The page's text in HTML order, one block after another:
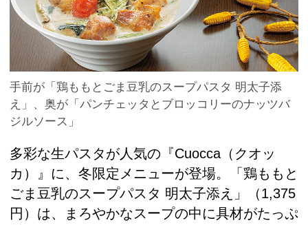
手前が「鶏ももとごま豆乳のスープパスタ 明太子添
え」、奥が「パンチェッタとブロッコリーのナッツバ
ジルソース」
多彩な生パスタが人気の『Cuocca（クオッ
カ）』に、冬限定メニューが登場。「鶏ももと
ごま豆乳のスープパスタ 明太子添え」（1,375
円）は、まろやかなスープの中に具材がたっぷ